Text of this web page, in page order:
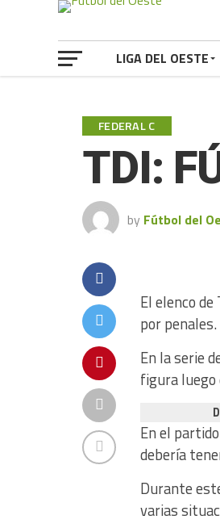
LIGA DEL OESTE
FEDERAL C
TDI:
by Fútbol del
El elenco
por penales.
En la serie
figura luego
En el
debería
Durante
varias